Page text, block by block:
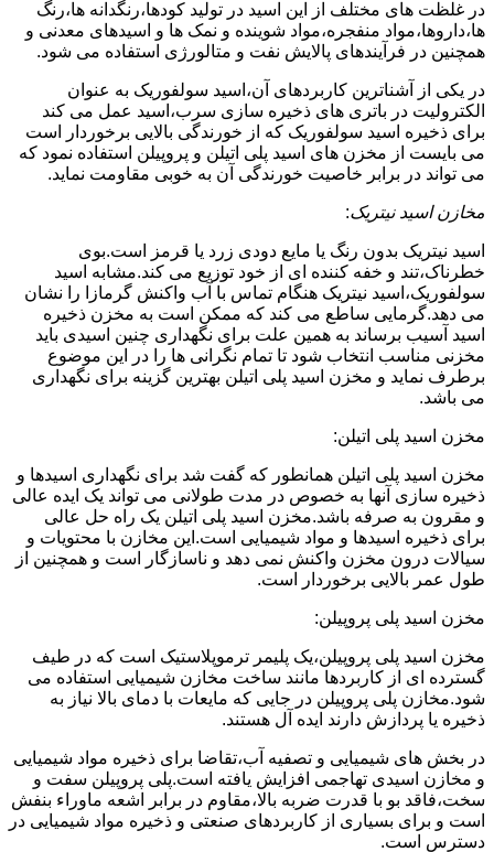
در غلظت های مختلف از این اسید در تولید کودها،رنگدانه ها،رنگ
ها،داروها،مواد منفجره،مواد شوینده و نمک ها و اسیدهای معدنی و
همچنین در فرآیندهای پالایش نفت و متالورژی استفاده می شود.
در یکی از آشناترین کاربردهای آن،اسید سولفوریک به عنوان
الکترولیت در باتری های ذخیره سازی سرب،اسید عمل می کند
برای ذخیره اسید سولفوریک که از خورندگی بالایی برخوردار است
می بایست از مخزن های اسید پلی اتیلن و پروپیلن استفاده نمود که
می تواند در برابر خاصیت خورندگی آن به خوبی مقاومت نماید.
مخازن اسید نیتریک:
اسید نیتریک بدون رنگ یا مایع دودی زرد یا قرمز است.بوی
خطرناک،تند و خفه کننده ای از خود توزیع می کند.مشابه اسید
سولفوریک،اسید نیتریک هنگام تماس با آب واکنش گرمازا را نشان
می دهد.گرمایی ساطع می کند که ممکن است به مخزن ذخیره
اسید آسیب برساند به همین علت برای نگهداری چنین اسیدی باید
مخزنی مناسب انتخاب شود تا تمام نگرانی ها را در این موضوع
برطرف نماید و مخزن اسید پلی اتیلن بهترین گزینه برای نگهداری
می باشد.
مخزن اسید پلی اتیلن:
مخزن اسید پلی اتیلن همانطور که گفت شد برای نگهداری اسیدها و
ذخیره سازی آنها به خصوص در مدت طولانی می تواند یک ایده عالی
و مقرون به صرفه باشد.مخزن اسید پلی اتیلن یک راه حل عالی
برای ذخیره اسیدها و مواد شیمیایی است.این مخازن با محتویات و
سیالات درون مخزن واکنش نمی دهد و ناسازگار است و همچنین از
طول عمر بالایی برخوردار است.
مخزن اسید پلی پروپیلن:
مخزن اسید پلی پروپیلن،یک پلیمر ترموپلاستیک است که در طیف
گسترده ای از کاربردها مانند ساخت مخازن شیمیایی استفاده می
شود.مخازن پلی پروپیلن در جایی که مایعات با دمای بالا نیاز به
ذخیره یا پردازش دارند ایده آل هستند.
در بخش های شیمیایی و تصفیه آب،تقاضا برای ذخیره مواد شیمیایی
و مخازن اسیدی تهاجمی افزایش یافته است.پلی پروپیلن سفت و
سخت،فاقد بو با قدرت ضربه بالا،مقاوم در برابر اشعه ماوراء بنفش
است و برای بسیاری از کاربردهای صنعتی و ذخیره مواد شیمیایی در
دسترس است.